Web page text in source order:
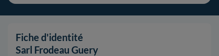
Fiche d'identité
Sarl Frodeau Guery